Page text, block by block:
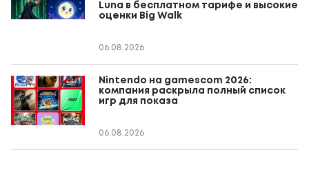
Luna в бесплатном тарифе и высокие
оценки Big Walk
06.08.2026
Nintendo на gamescom 2026:
компания раскрыла полный список
игр для показа
06.08.2026